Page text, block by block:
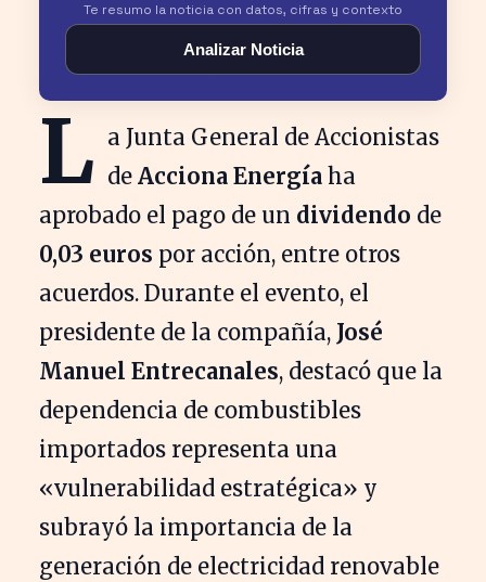
Te resumo la noticia con datos, cifras y contexto
Analizar Noticia
L a Junta General de Accionistas
de Acciona Energía ha
aprobado el pago de un dividendo de
0,03 euros por acción, entre otros
acuerdos. Durante el evento, el
presidente de la compañía, José
Manuel Entrecanales, destacó que la
dependencia de combustibles
importados representa una
«vulnerabilidad estratégica» y
subrayó la importancia de la
generación de electricidad renovable